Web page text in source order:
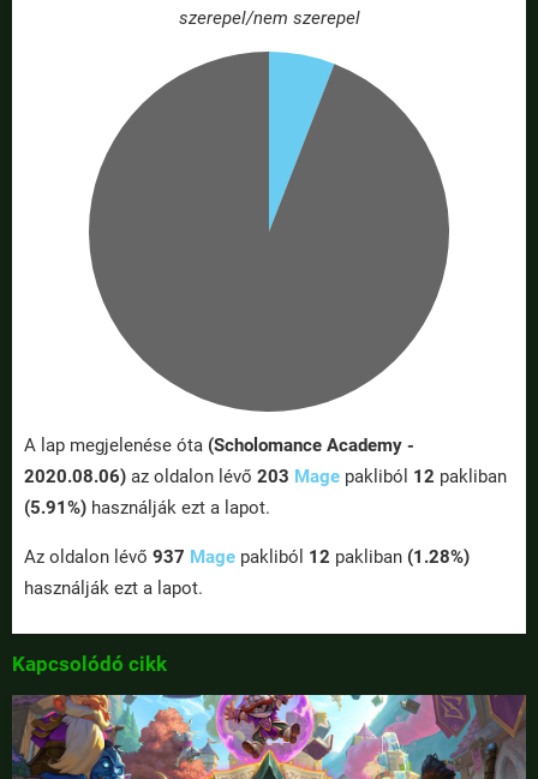
szerepel/nem szerepel
A lap megjelenése óta (Scholomance Academy -
2020.08.06) az oldalon lévő 203 Mage pakliból 12 pakliban
(5.91%) használják ezt a lapot.
Az oldalon lévő 937 Mage pakliból 12 pakliban (1.28%)
használják ezt a lapot.
Kapcsolódó cikk